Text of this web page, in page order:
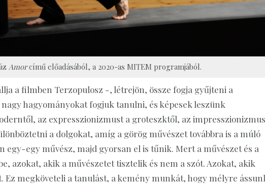
Amorcímű előadásából, a 2020-as MITEM programjából.
a filmben Terzopulosz -, létrejön, össze fogja gyűjteni a
hagyományokat fogjuk tanulni, és képesek leszünk
az expresszionizmust a groteszktől, az
a dolgokat, amíg a görög művészet továbbra is a múló
egy művész, majd gyorsan el is tűnik. Mert a művészet és a
azokat, akik a művészetet tisztelik és nem a szót. Azokat, akik
megköveteli a tanulást, a kemény munkát, hogy mélyre